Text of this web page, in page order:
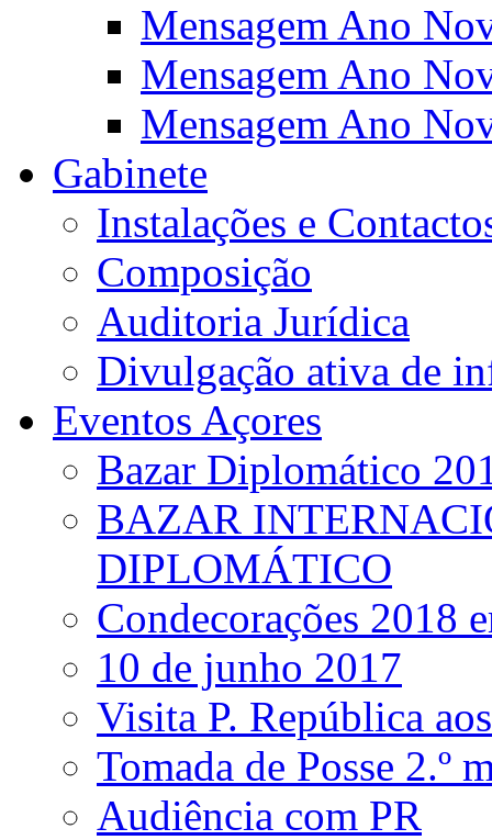
Mensagem Ano
Mensagem Ano
Mensagem Ano
Gabinete
Instalações e
Composição
Auditoria Jurídica
Divulgação ativa de
Eventos Açores
Bazar Diplomático
BAZAR
DIPLOMÁTICO
Condecorações 2018
10 de junho 2017
Visita P. República
Tomada de Posse 2.º
Audiência com PR